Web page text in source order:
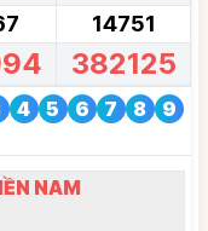
14751
382125
4 5 6 7 8 9
NAM